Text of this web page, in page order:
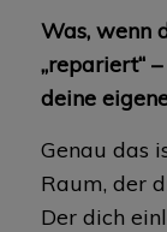
Was, wenn
„repariert“
deine
Genau das
Raum, der
Der dich